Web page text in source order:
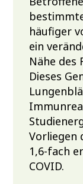
häufiger
ein
Nähe des
Dieses
Vorliegen
1,6-fach
COVID.